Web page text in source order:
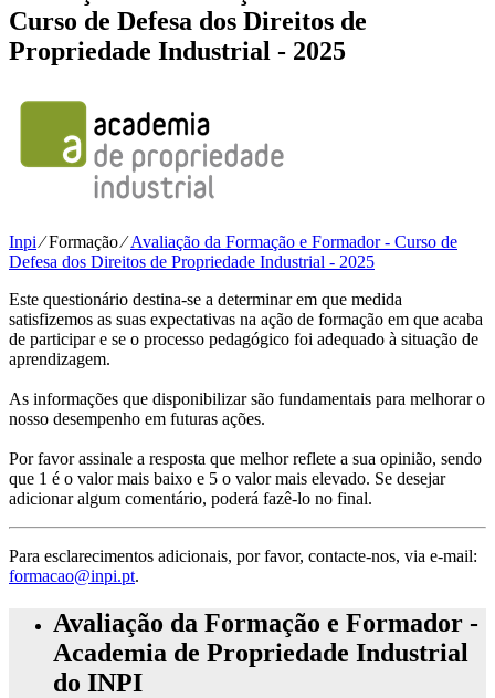
Curso de Defesa dos Direitos de
Propriedade Industrial - 2025
Inpi⁄Formação⁄Avaliação da Formação e Formador - Curso de
Defesa dos Direitos de Propriedade Industrial - 2025
Este questionário destina-se a determinar em que medida
satisfizemos as suas expectativas na ação de formação em que acaba
de participar e se o processo pedagógico foi adequado à situação de
aprendizagem.
As informações que disponibilizar são fundamentais para melhorar o
nosso desempenho em futuras ações.
Por favor assinale a resposta que melhor reflete a sua opinião, sendo
que 1 é o valor mais baixo e 5 o valor mais elevado. Se desejar
adicionar algum comentário, poderá fazê-lo no final.
Para esclarecimentos adicionais, por favor, contacte-nos, via e-mail:
formacao@inpi.pt.
Avaliação da Formação e Formador -
Academia de Propriedade Industrial
do INPI